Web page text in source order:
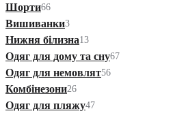
Шорти66
Вишиванки3
Нижня білизна13
Одяг для дому та сну67
Одяг для немовлят56
Комбінезони26
Одяг для пляжу47